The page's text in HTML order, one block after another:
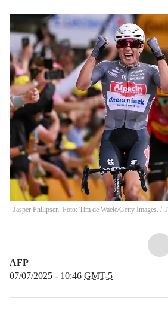
Jasper Philipsen. Foto: Tim de Waele/Getty Images. /
AFP
07/07/2025 - 10:46 GMT-5